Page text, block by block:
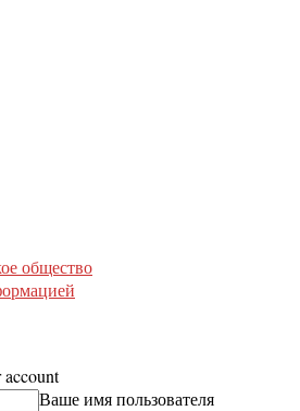
общество
Ваше имя пользователя